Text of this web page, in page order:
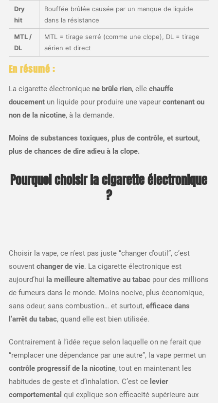
Dry
hit
Bouffée brûlée causée par un manque de liquide
dans la résistance
MTL /
DL
MTL = tirage serré (comme une clope), DL = tirage
aérien et direct
En résumé :
La cigarette électronique ne brûle rien, elle chauffe
doucementun liquide pour produire une vapeur contenant ou
non de la nicotine, à la demande.
Moins de substances toxiques, plus de contrôle, et surtout,
plus de chances de dire adieu à la clope.
Pourquoi choisir la cigarette électronique
?
Choisir la vape, ce n’est pas juste “changer d’outil”, c’est
souvent changer de vie. La cigarette électronique est
aujourd’hui la meilleure alternative au tabacpour des millions
de fumeurs dans le monde. Moins nocive, plus économique,
sans odeur, sans combustion… et surtout, efficace dans
l’arrêt du tabac, quand elle est bien utilisée.
Contrairement à l’idée reçue selon laquelle on ne ferait que
“remplacer une dépendance par une autre”, la vape permet un
contrôle progressif de la nicotine, tout en maintenant les
habitudes de geste et d’inhalation. C’est ce levier
comportemental qui explique son efficacité supérieure aux